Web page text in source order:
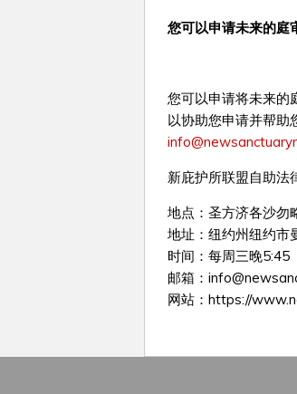
您可以申请未来的庭
您可以申请将未来的
以协助您申请并帮助
新庇护所联盟自助法
地点：圣方济各沙勿
地址：纽约州纽约市
时间：每周三晚5:45
邮箱：
网站：https://